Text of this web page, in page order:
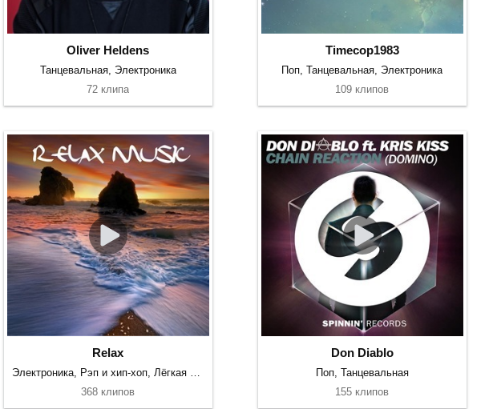
Oliver Heldens
Танцевальная, Электроника
72 клипа
Timecop1983
Поп, Танцевальная, Электроника
109 клипов
Relax
Электроника, Рэп и хип-хоп, Лёгкая музыка
368 клипов
Don Diablo
Поп, Танцевальная
155 клипов